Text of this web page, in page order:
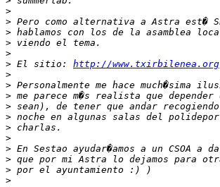
>
>
>
>
>
> El sitio: http://www.txirbilenea.org
>
>
>
>
>
>
>
>
>
>
>